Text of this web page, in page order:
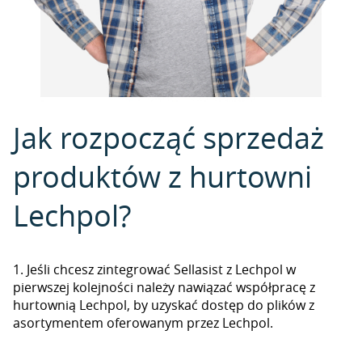
Jak rozpocząć sprzedaż
produktów z hurtowni
Lechpol?
1. Jeśli chcesz zintegrować Sellasist z Lechpol w
pierwszej kolejności należy nawiązać współpracę z
hurtownią Lechpol, by uzyskać dostęp do plików z
asortymentem oferowanym przez Lechpol.